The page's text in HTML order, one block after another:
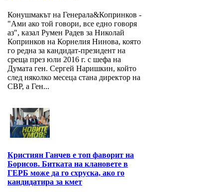
Конушмакът на Генерала&Копринков -
"Ами ако той говори, все едно говоря
аз", казал Румен Радев за Николай
Копринков на Корнелия Нинова, която
го редна за кандидат-президент на
среща през юли 2016 г. с шефа на
Думата ген. Сергей Наришкин, който
след няколко месеца стана директор на
СВР, а Ген...
Кристиян Ганчев е топ фаворит на
Борисов. Битката на клановете в
ГЕРБ може да го схруска, ако го
кандидатира за кмет